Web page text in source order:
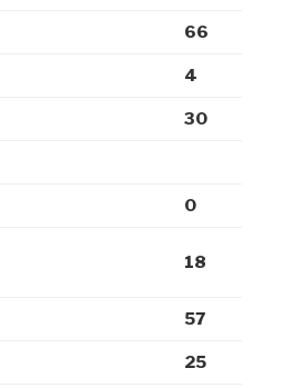
66
4
30
0
18
57
25